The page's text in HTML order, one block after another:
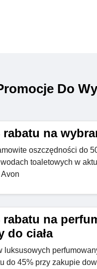
Do
rabatu na
oszczędności do
toaletowych w
rabatu na
do ciała
luksusowych
do 45% przy zakupie